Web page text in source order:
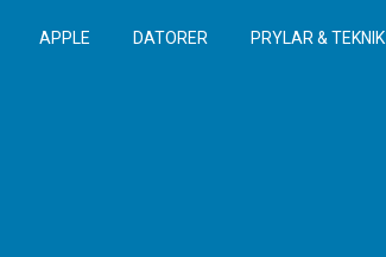
APPLE DATORER PRYLAR & TEKNIK